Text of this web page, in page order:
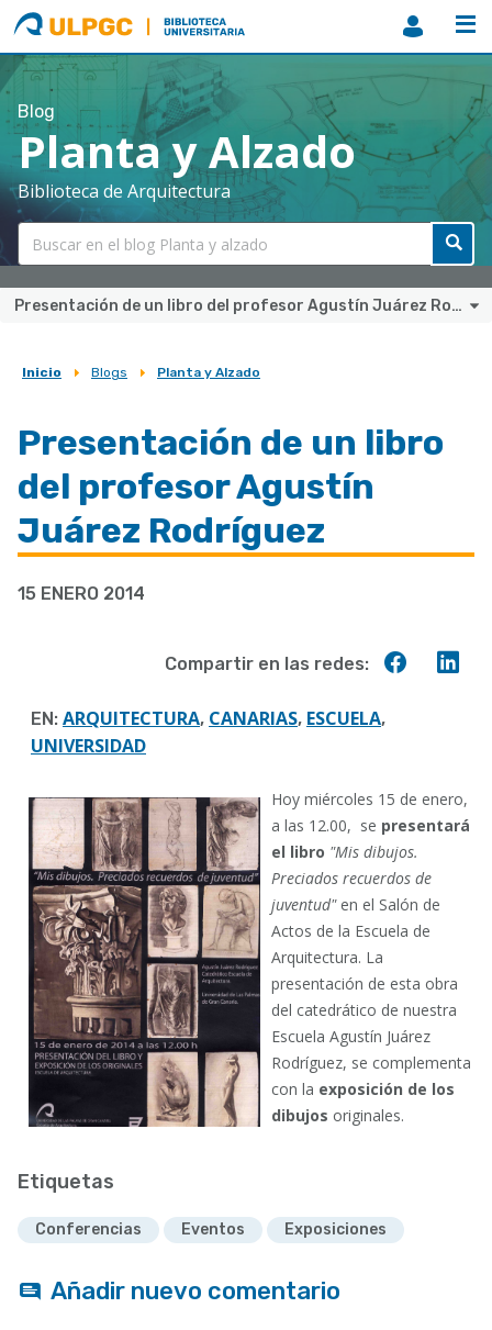
ULPGC
Biblioteca
ULPGC
Blog
Planta y Alzado
Biblioteca de Arquitectura
Presentación de un libro del profesor Agustín Juárez Rodríguez
Sobrescribir
de
ayuda
a
la
navegación
Inicio Blogs Planta y Alzado
Presentación de un libro
del profesor Agustín
Juárez Rodríguez
15 ENERO 2014
Compartir en las redes:
EN: ARQUITECTURA, CANARIAS, ESCUELA,
UNIVERSIDAD
Hoy miércoles 15 de enero,
a las 12.00, se presentará
el libro "Mis dibujos.
Preciados recuerdos de
juventud"en el Salón de
Actos de la Escuela de
Arquitectura. La
presentación de esta obra
del catedrático de nuestra
Escuela Agustín Juárez
Rodríguez, se complementa
con la exposición de los
dibujos originales.
Etiquetas
Conferencias Eventos Exposiciones
Añadir nuevo comentario